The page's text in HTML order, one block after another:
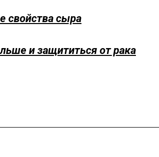
свойства сыра
и защититься от рака